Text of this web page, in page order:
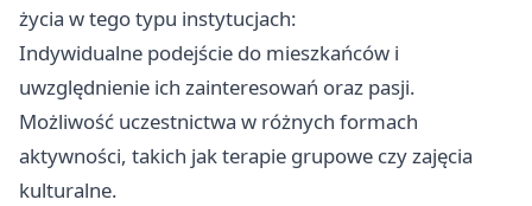
życia w tego typu instytucjach:
Indywidualne podejście do mieszkańców i
uwzględnienie ich zainteresowań oraz pasji.
Możliwość uczestnictwa w różnych formach
aktywności, takich jak terapie grupowe czy zajęcia
kulturalne.